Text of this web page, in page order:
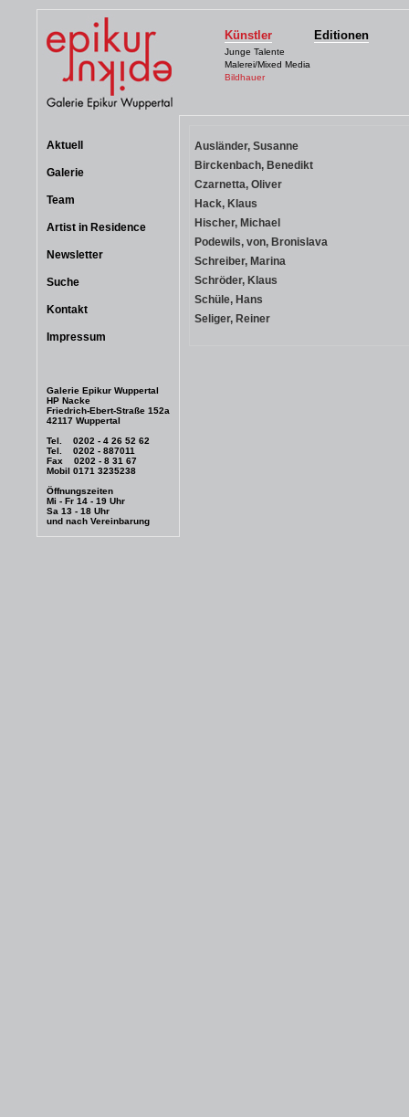
Junge Talente
Malerei/Mixed Media
Bildhauer
Künstler Editionen
Aktuell
Galerie
Team
Artist in Residence
Newsletter
Suche
Kontakt
Impressum
Galerie Epikur Wuppertal
HP Nacke
Friedrich-Ebert-Straße 152a
42117 Wuppertal
Tel. 0202 - 4 26 52 62
Tel. 0202 - 887011
Fax 0202 - 8 31 67
Mobil 0171 3235238
Öffnungszeiten
Mi - Fr 14 - 19 Uhr
Sa 13 - 18 Uhr
und nach Vereinbarung
Ausländer, Susanne
Birckenbach, Benedikt
Czarnetta, Oliver
Hack, Klaus
Hischer, Michael
Podewils, von, Bronislava
Schreiber, Marina
Schröder, Klaus
Schüle, Hans
Seliger, Reiner